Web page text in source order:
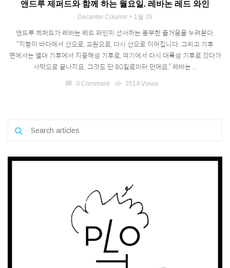
앤드루 제퍼드와 함께 하는 월요일. 레바논 레드 와인
Decanter Column 1월 25
앤드루 제퍼드가 레바논 레드 와인이 선사하는 풍부한 즐거움을 누려본다.
“지형이 바다에서 산으로, 고원으로, 다시 산으로 이어집니다. 그리고 기후
면에서는 열대 기후에서 지중해성 기후로, 여기에서 다시 대륙성 기후로 갔다가
사막으로 끝나지요. 그것도 단 80킬로미터 만에요.” 레바논 ...
chat_bubble 0 Comment visibility 2514 Views